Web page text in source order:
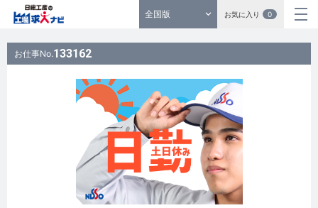
全国版 お気に入り 0
お仕事No.133162